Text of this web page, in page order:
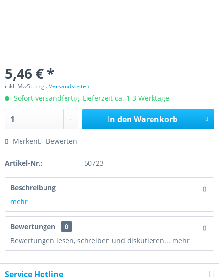
5,46 € *
inkl. MwSt.zzgl. Versandkosten
Sofort versandfertig, Lieferzeit ca. 1-3 Werktage
In den Warenkorb
Merken Bewerten
Artikel-Nr.: 50723
Beschreibung
mehr
Bewertungen
0
Bewertungen lesen, schreiben und diskutieren... mehr
Service Hotline